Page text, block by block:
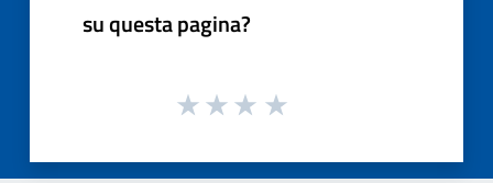
su questa pagina?